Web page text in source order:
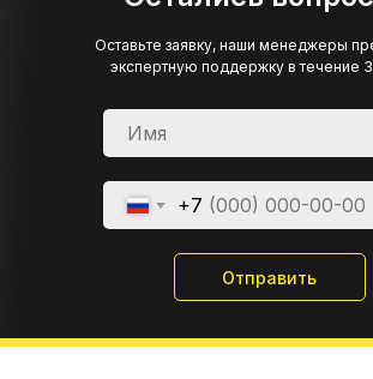
+7
Отправить
Оставьте заявку, наши менеджеры
экспертную поддержку в течение